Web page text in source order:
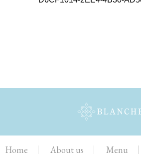
Home About us Menu